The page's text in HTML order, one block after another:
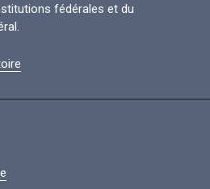
fédérales et du